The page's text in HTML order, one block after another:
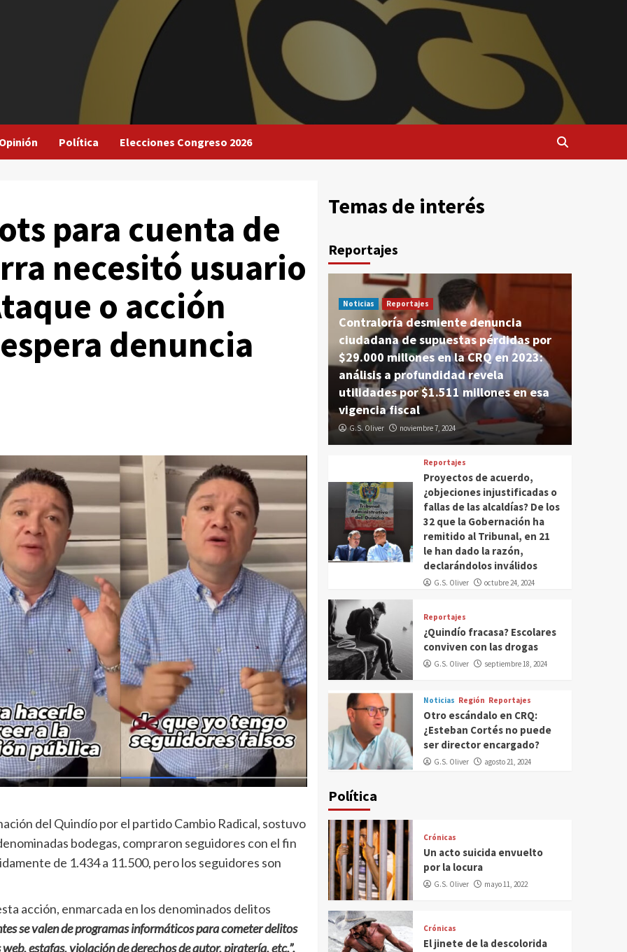
Opinión Política Elecciones Congreso 2026
para cuenta de
necesitó usuario
o acción
denuncia
del Quindío por el partido Cambio Radical, sostuvo
bodegas, compraron seguidores con el fin
de 1.434 a 11.500, pero los seguidores son
acción, enmarcada en los denominados delitos
se valen de programas informáticos para cometer delitos
estafas, violación de derechos de autor, piratería, etc.”.
Temas de interés
Reportajes
Noticias Reportajes
Contraloría desmiente denuncia
ciudadana de supuestas pérdidas por
$29.000 millones en la CRQ en 2023:
análisis a profundidad revela
utilidades por $1.511 millones en esa
vigencia fiscal
G.S. Oliver noviembre 7, 2024
Reportajes
Proyectos de acuerdo,
¿objeciones injustificadas o
fallas de las alcaldías? De los
32 que la Gobernación ha
remitido al Tribunal, en 21
le han dado la razón,
declarándolos inválidos
G.S. Oliver octubre 24, 2024
Reportajes
¿Quindío fracasa? Escolares
conviven con las drogas
G.S. Oliver septiembre 18, 2024
Noticias Región Reportajes
Otro escándalo en CRQ:
¿Esteban Cortés no puede
ser director encargado?
G.S. Oliver agosto 21, 2024
Política
Crónicas
Un acto suicida envuelto
por la locura
G.S. Oliver mayo 11, 2022
Crónicas
El jinete de la descolorida